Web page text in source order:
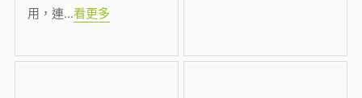
用，連...看更多